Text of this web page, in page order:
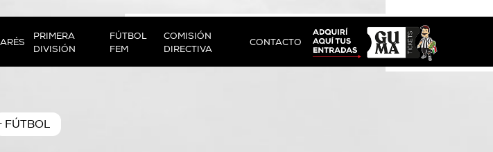
PRIMERA
DIVISIÓN
FÚTBOL
FEM
COMISIÓN
DIRECTIVA
CONTACTO
FÚTBOL